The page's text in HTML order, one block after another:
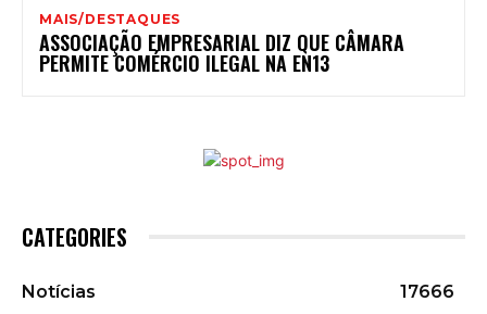
MAIS/DESTAQUES
ASSOCIAÇÃO EMPRESARIAL DIZ QUE CÂMARA
PERMITE COMÉRCIO ILEGAL NA EN13
CATEGORIES
Notícias
17666